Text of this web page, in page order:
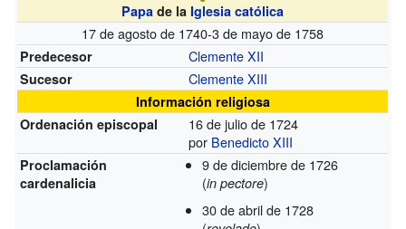
Papa de la Iglesia católica
17 de agosto de 1740-3 de mayo de 1758
Predecesor Clemente XII
Sucesor Clemente XIII
Información religiosa
Ordenación episcopal
16 de julio de 1724
por Benedicto XIII
Proclamación
cardenalicia
9 de diciembre de 1726
(in pectore)
30 de abril de 1728